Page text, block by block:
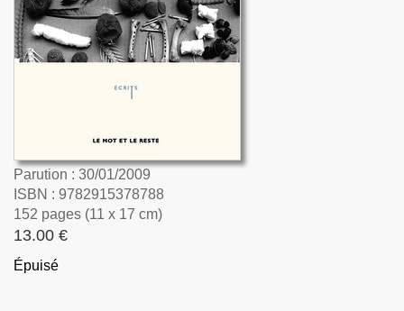
Parution : 30/01/2009
ISBN : 9782915378788
152 pages (11 x 17 cm)
13.00 €
Épuisé